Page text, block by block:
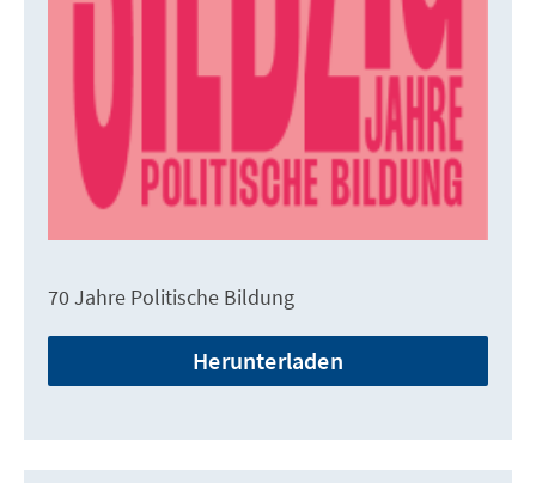
70 Jahre Politische Bildung
Herunterladen